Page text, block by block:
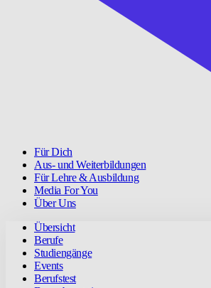
Für Dich
Aus- und Weiterbildungen
Für Lehre & Ausbildung
Media For You
Über Uns
Übersicht
Berufe
Studiengänge
Events
Berufstest